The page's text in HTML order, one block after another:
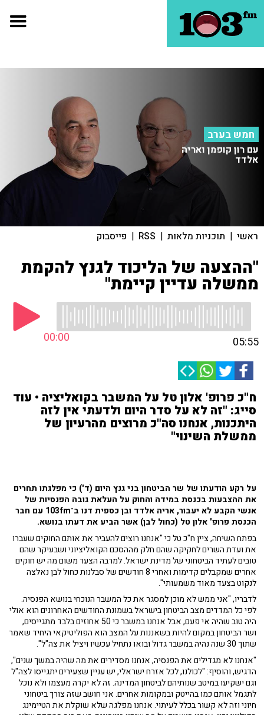
חמש בערב
עם רון קופמן ואריה
אלדד
ראשי | תוכניות מלאות |
RSS
| פייסבוק
"ההצעה של הליכוד לגנץ להקמת
ממשלה עדיין קיימת"
00:00 05:55
ח"כ פרופ' אלון טל על המשבר בקואליציה • עוד
סייג: "זה לא על סדר היום ולדעתי אין לזה
היתכנות, אנחנו סה"כ מרוצים מהרעיון של
ממשלת השינוי"
על רקע הודעתו של שר הביטחון בני גנץ היום (ד') כי מפלגתו תחרים
את ההצבעות בכנסת במידה והחוק על העלאת גובה הפנסיות של
אנשי הקבע לא יעבור, אריה אלדד ובן כספית דנו ב־103fm עם חבר
הכנסת פרופ' אלון טל (כחול לבן) אשר הביע את דעתו בנושא.
בפתח השיחה, ציין ח"כ טל כי "אנחנו רוצים להעביר את אותם החוקים שעברו
את ועדת השרים לחקיקה שהם חלק מההסכם הקואליציוני ושבעיקר שהם
טובים לעתיד הביטחוני של מדינת ישראל. למרבה הצער משום מה יש חוקים
אחרים שמקבלים קדימות ואחרי 8 חודשים של סבלנות כחול לבן נאלצה
לנקוט בצעד מאוד משמעותי".
לדבריו, "אני ממש לא מוכן למסגר את כל המשבר הנוכחי בנושא הפנסיה.
לפי כל המדדים מצב הביטחון בישראל בשמונת החודשים האחרונים הוא אולי
היה טוב שהיה אי פעם, אבל אנחנו במשבר כי 50 אחוזים בלבד מתגייסים,
ושר הביטחון במקום להיות בשאננות על המצב הוא הפוליטיקאי היחיד שאמר
שתוך 30 שנה נהיה במשבר גדול ובואו נתחיל עכשיו ויציל את צה"ל".
"אנחנו לא מגדילים את הפנסיה, אנחנו מסדירים את מה שהיה במשך שנים",
הדגיש, והוסיף: "לכולנו, לכל אזרח ישראלי, יש עניין שצעירים יתגייסו לצה"ל
וגם ישקיעו במיטב שנותיהם לביטחון המדינה. זה לא יקרה מעצמו ולא נוכל
לתגמל אותם כמו בהייטק ובמקומות אחרים. אני חושב שזה צורך ביטחוני
חיוני וזה לא קשור בכלל לעיתוי. אנחנו מפלגה שלא שוקלת את הטיימינג